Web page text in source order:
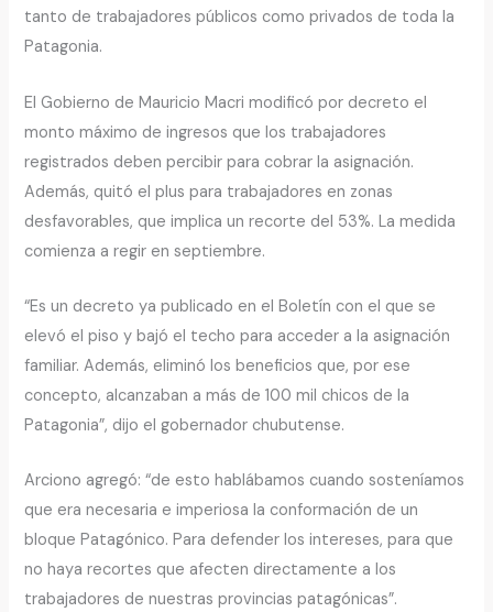
tanto de trabajadores públicos como privados de toda la
Patagonia.
El Gobierno de Mauricio Macri modificó por decreto el
monto máximo de ingresos que los trabajadores
registrados deben percibir para cobrar la asignación.
Además, quitó el plus para trabajadores en zonas
desfavorables, que implica un recorte del 53%. La medida
comienza a regir en septiembre.
“Es un decreto ya publicado en el Boletín con el que se
elevó el piso y bajó el techo para acceder a la asignación
familiar. Además, eliminó los beneficios que, por ese
concepto, alcanzaban a más de 100 mil chicos de la
Patagonia”, dijo el gobernador chubutense.
Arciono agregó: “de esto hablábamos cuando sosteníamos
que era necesaria e imperiosa la conformación de un
bloque Patagónico. Para defender los intereses, para que
no haya recortes que afecten directamente a los
trabajadores de nuestras provincias patagónicas”.